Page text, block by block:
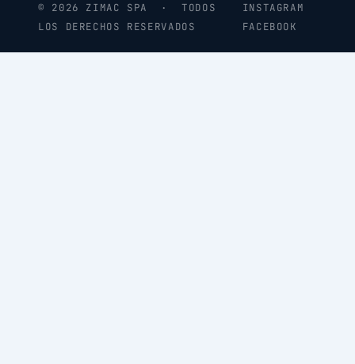
© 2026 ZIMAC SPA · TODOS
LOS DERECHOS RESERVADOS
INSTAGRAM
FACEBOOK